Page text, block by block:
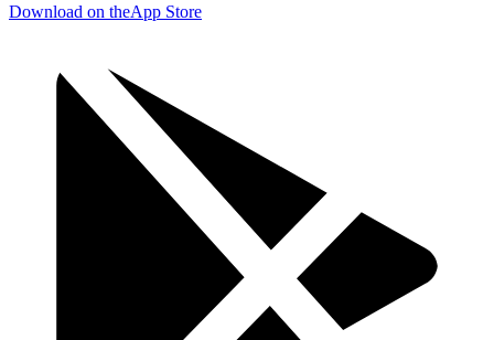
Download on theApp Store